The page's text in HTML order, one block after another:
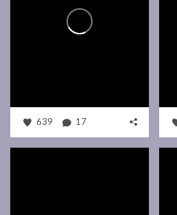
639 17